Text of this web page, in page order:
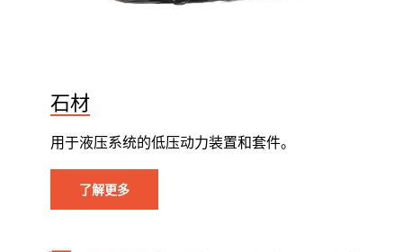
石材
用于液压系统的低压动力装置和套件。
了解更多